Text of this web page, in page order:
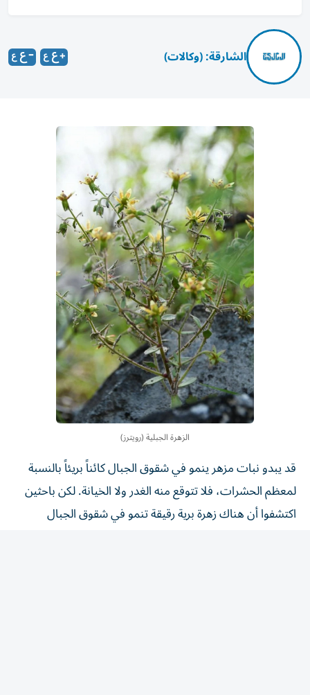
الشارقة: (وكالات)
الزهرة الجبلية (رويترز)
قد يبدو نبات مزهر ينمو في شقوق الجبال كائناً بريئاً بالنسبة
لمعظم الحشرات، فلا تتوقع منه الغدر ولا الخيانة. لكن باحثين
اكتشفوا أن هناك زهرة برية رقيقة تنمو في شقوق الجبال
الصخرية بجنوب غرب الصين تجتذب ‌فرائسها إلى شعيراتها